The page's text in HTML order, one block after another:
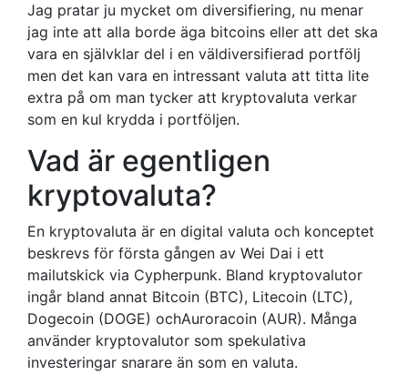
Jag pratar ju mycket om diversifiering, nu menar
jag inte att alla borde äga bitcoins eller att det ska
vara en självklar del i en väldiversifierad portfölj
men det kan vara en intressant valuta att titta lite
extra på om man tycker att kryptovaluta verkar
som en kul krydda i portföljen.
Vad är egentligen
kryptovaluta?
En kryptovaluta är en digital valuta och konceptet
beskrevs för första gången av Wei Dai i ett
mailutskick via Cypherpunk. Bland kryptovalutor
ingår bland annat Bitcoin (BTC), Litecoin (LTC),
Dogecoin (DOGE) ochAuroracoin (AUR). Många
använder kryptovalutor som spekulativa
investeringar snarare än som en valuta.